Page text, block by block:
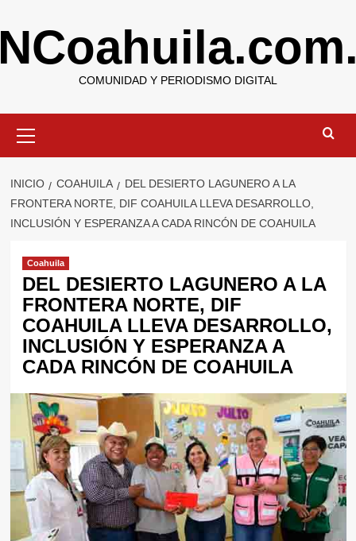
al
contenido
COMUNIDAD Y PERIODISMO DIGITAL
primario
INICIO COAHUILA
DEL DESIERTO LAGUNERO A LA
FRONTERA NORTE, DIF COAHUILA LLEVA DESARROLLO,
INCLUSIÓN Y ESPERANZA A CADA RINCÓN DE COAHUILA
Coahuila
DEL DESIERTO LAGUNERO A LA
FRONTERA NORTE, DIF
COAHUILA LLEVA DESARROLLO,
INCLUSIÓN Y ESPERANZA A
CADA RINCÓN DE COAHUILA